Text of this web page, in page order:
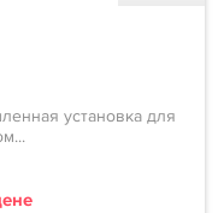
установка для